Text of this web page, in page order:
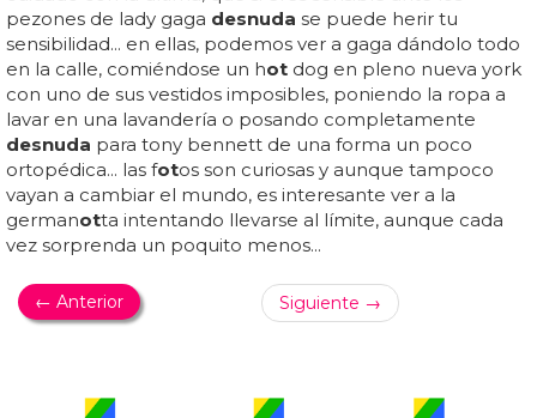
pezones de lady gaga desnuda se puede herir tu
sensibilidad... en ellas, podemos ver a gaga dándolo todo
en la calle, comiéndose un hot dog en pleno nueva york
con uno de sus vestidos imposibles, poniendo la ropa a
lavar en una lavandería o posando completamente
desnuda para tony bennett de una forma un poco
ortopédica... las fotos son curiosas y aunque tampoco
vayan a cambiar el mundo, es interesante ver a la
germanotta intentando llevarse al límite, aunque cada
vez sorprenda un poquito menos...
← Anterior Siguiente →